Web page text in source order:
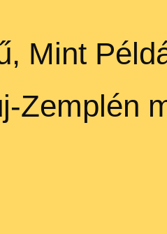
Mint
Zemplén